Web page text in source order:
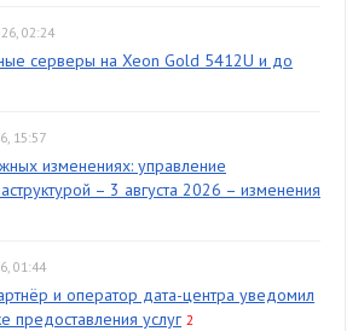
02:24
серверы на Xeon Gold 5412U и до
15:57
изменениях: управление
– 3 августа 2026 – изменения
01:44
и оператор дата-центра уведомил
предоставления услуг 2